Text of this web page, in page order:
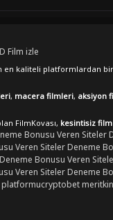
Film izle
en kaliteli platformlardan
, macera filmleri, aksiyon
FilmKovası, kesintisiz
Bonusu Veren Siteler
Veren SitelerDeneme
Deneme Bonusu Veren
Veren SitelerDeneme
cryptobet